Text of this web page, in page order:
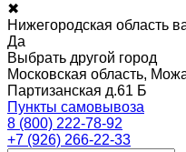
✖
Нижегородская область
Да
Выбрать другой город
Московская область,
Партизанская д.61 Б
Пункты самовывоза
8 (800) 222-78-92
+7 (926) 266-22-33